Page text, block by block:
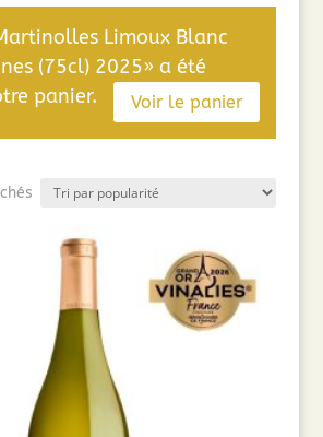
Limoux Blanc
(75cl) 2025» a été
panier.
Voir le panier
Trié
popularité